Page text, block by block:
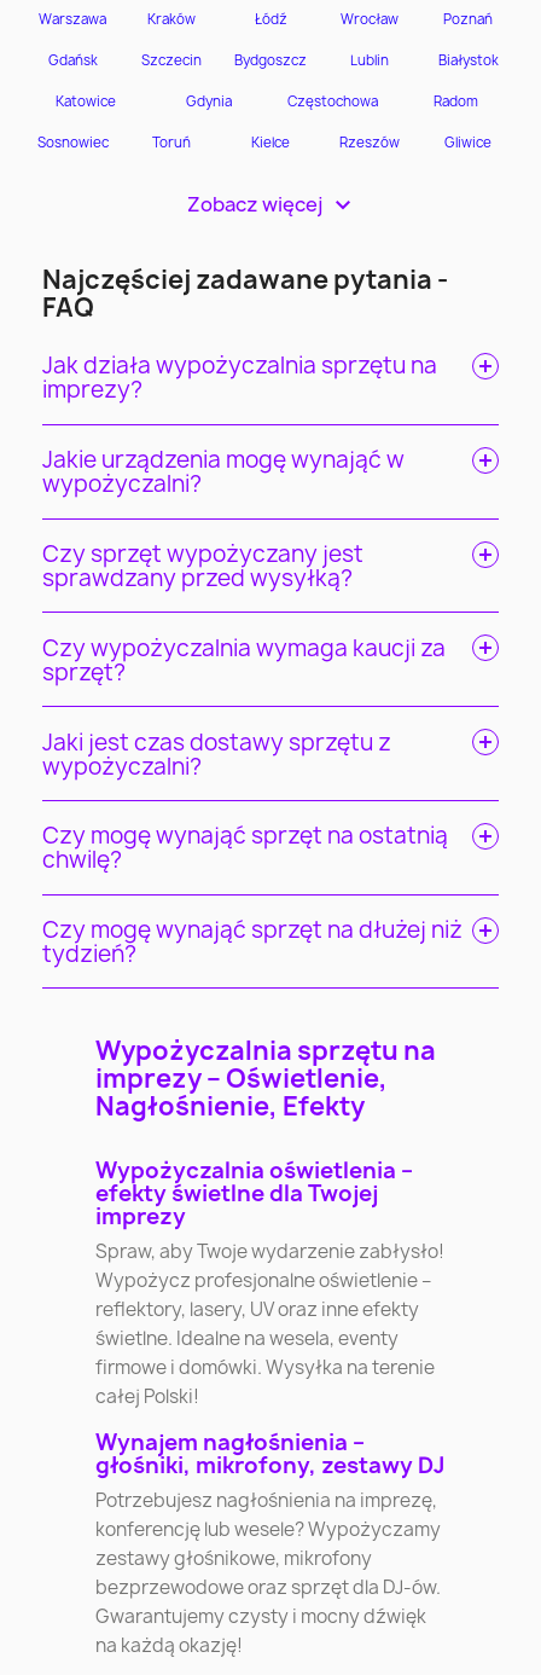
Zobacz więcej >
Najczęściej zadawane pytania -
FAQ
Jak działa wypożyczalnia sprzętu na
imprezy?
Jakie urządzenia mogę wynająć w
wypożyczalni?
Czy sprzęt wypożyczany jest
sprawdzany przed wysyłką?
Czy wypożyczalnia wymaga kaucji za
sprzęt?
Jaki jest czas dostawy sprzętu z
wypożyczalni?
Czy mogę wynająć sprzęt na ostatnią
chwilę?
Czy mogę wynająć sprzęt na dłużej niż
tydzień?
Wypożyczalnia sprzętu na
imprezy – Oświetlenie,
Nagłośnienie, Efekty
Wypożyczalnia oświetlenia –
efekty świetlne dla Twojej
imprezy
Spraw, aby Twoje wydarzenie zabłysło!
Wypożycz profesjonalne oświetlenie –
reflektory, lasery, UV oraz inne efekty
świetlne. Idealne na wesela, eventy
firmowe i domówki. Wysyłka na terenie
całej Polski!
Wynajem nagłośnienia –
głośniki, mikrofony, zestawy DJ
Potrzebujesz nagłośnienia na imprezę,
konferencję lub wesele? Wypożyczamy
zestawy głośnikowe, mikrofony
bezprzewodowe oraz sprzęt dla DJ-ów.
Gwarantujemy czysty i mocny dźwięk
na każdą okazję!